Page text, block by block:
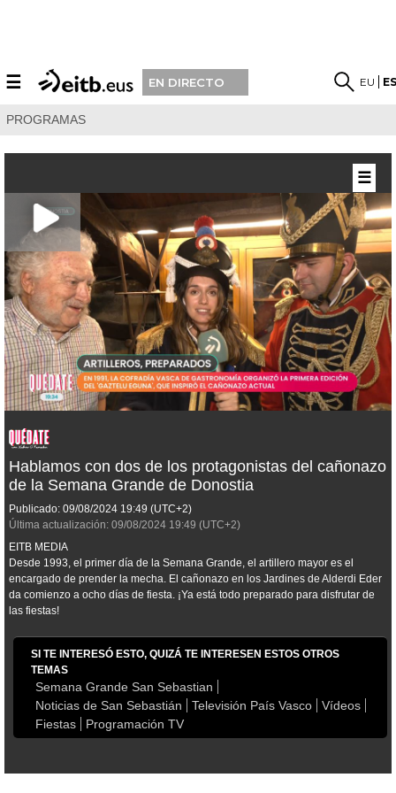
☰ EN DIRECTO EU
PROGRAMAS
Hablamos con dos de los protagonistas del cañonazo
de la Semana Grande de Donostia
Publicado: 09/08/2024 19:49 (UTC+2)
Última actualización: 09/08/2024 19:49 (UTC+2)
EITB MEDIA
Desde 1993, el primer día de la Semana Grande, el artillero mayor es el
encargado de prender la mecha. El cañonazo en los Jardines de Alderdi Eder
da comienzo a ocho días de fiesta. ¡Ya está todo preparado para disfrutar de
las fiestas!
SI TE INTERESÓ ESTO, QUIZÁ TE INTERESEN ESTOS OTROS
TEMAS
Semana Grande San Sebastian
Noticias de San Sebastián
Televisión País Vasco
Vídeos
Fiestas
Programación TV
☰